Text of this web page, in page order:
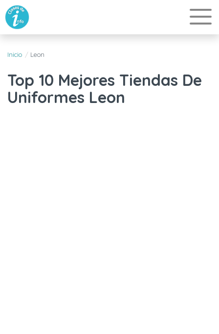
Inicio Leon
Top 10 Mejores Tiendas De
Uniformes Leon